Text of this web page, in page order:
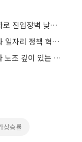
경기도, '고양K-컬처밸리' 개발 조건 완화로 진입장벽 낮춘다
김동연 경기도지사 "경기도 주 4.5일제와 일자리 정책 혁신 강조"
'경과원 이전 논란', 고준호 경기도의원과 노조 깊이 있는 대화 이어가
상승률